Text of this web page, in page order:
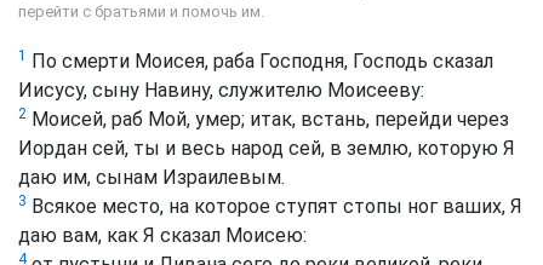
перейти с братьями и помочь им.
1 По смерти Моисея, раба Господня, Господь сказал
Иисусу, сыну Навину, служителю Моисееву:
2 Моисей, раб Мой, умер; итак, встань, перейди через
Иордан сей, ты и весь народ сей, в землю, которую Я
даю им, сынам Израилевым.
3 Всякое место, на которое ступят стопы ног ваших, Я
даю вам, как Я сказал Моисею:
4